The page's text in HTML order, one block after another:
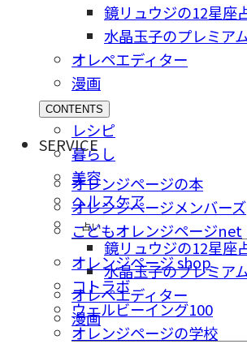
鏡リュウジの12星座
水晶玉子のプレミア
オレペエディター
漫画
CONTENTS
レシピ
暮らし
美容
ヘルスケア
占い
鏡リュウジの12星座
水晶玉子のプレミア
オレペエディター
漫画
SERVICE
オレンジページの本
オレンジページメンバーズ
こどもオレンジページnet
オレンジページ shop
コトラボ
ウェルビーイング100
オレンジページの学校